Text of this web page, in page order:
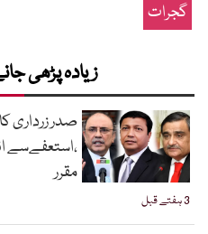
گجرات
زیادہ پڑھی
3 ہفتے قبل
صدر زرداری
،استعفےسے
مقرر